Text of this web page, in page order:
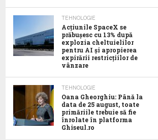
TEHNOLOGIE
Acţiunile SpaceX se
prăbuşesc cu 13% după
explozia cheltuielilor
pentru AI şi apropierea
expirării restricţiilor de
vânzare
TEHNOLOGIE
Oana Gheorghiu: Până la
data de 25 august, toate
primăriile trebuie să fie
înrolate în platforma
Ghiseul.ro